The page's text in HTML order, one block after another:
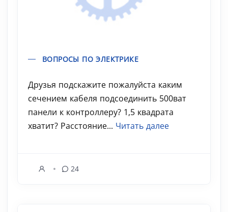
ВОПРОСЫ ПО ЭЛЕКТРИКЕ
Друзья подскажите пожалуйста каким
сечением кабеля подсоединить 500ват
панели к контроллеру? 1,5 квадрата
хватит? Расстояние... Читать далее
24